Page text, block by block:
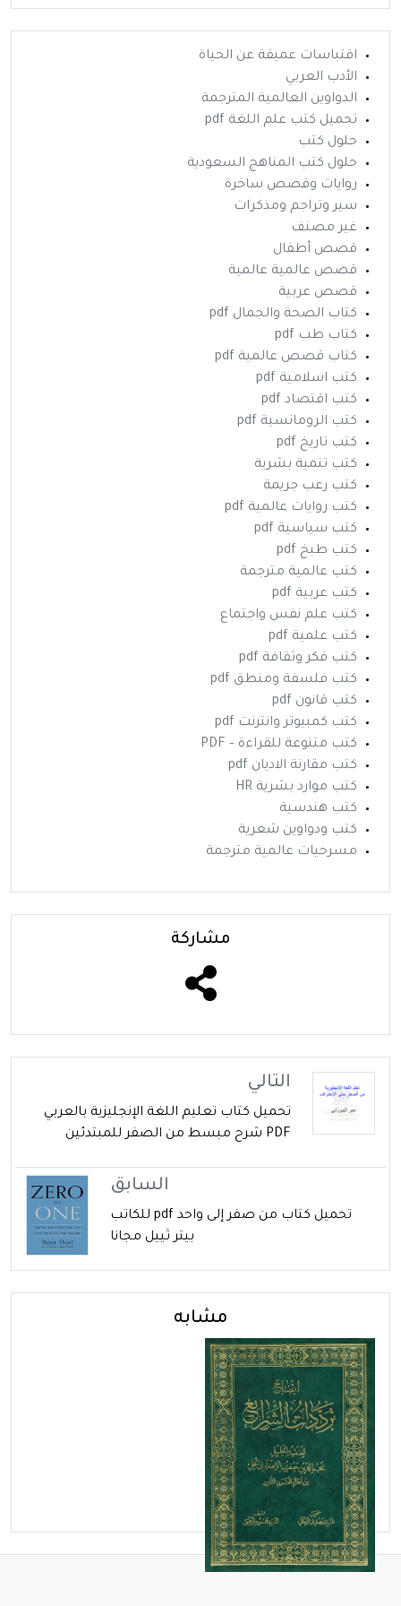
اقتباسات عميقة عن الحياة
الأدب العربي
الدواوين العالمية المترجمة
تحميل كتب علم اللغة pdf
حلول كتب
حلول كتب المناهج السعودية
روايات وقصص ساخرة
سير وتراجم ومذكرات
غير مصنف
قصص أطفال
قصص عالمية عالمية
قصص عربية
كتاب الصحة والجمال pdf
كتاب طب pdf
كتاب قصص عالمية pdf
كتب اسلامية pdf
كتب اقتصاد pdf
كتب الرومانسية pdf
كتب تاريخ pdf
كتب تنمية بشرية
كتب رعب جريمة
كتب روايات عالمية pdf
كتب سياسية pdf
كتب طبخ pdf
كتب عالمية مترجمة
كتب عربية pdf
كتب علم نفس واجتماع
كتب علمية pdf
كتب فكر وثقافة pdf
كتب فلسفة ومنطق pdf
كتب قانون pdf
كتب كمبيوتر وانترنت pdf
كتب متنوعة للقراءة – PDF
كتب مقارنة الاديان pdf
كتب موارد بشرية HR
كتب هندسية
كتب ودواوين شعرية
مسرحيات عالمية مترجمة
مشاركة
التالي
تحميل كتاب تعليم اللغة الإنجليزية بالعربي
PDF شرح مبسط من الصفر للمبتدئين
السابق
تحميل كتاب من صفر إلى واحد pdf للكاتب
بيتر ثييل مجانا
مشابه